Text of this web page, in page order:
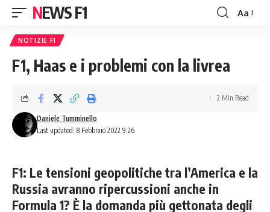
NEWS F1
Font
Aa
NOTIZIE F1
F1, Haas e i problemi con la livrea
Last updated: 8 Febbraio 2022 9:26
Daniele Tumminello
2 Min Read
F1: Le tensioni geopolitiche tra l’America e la
Russia avranno ripercussioni anche in
Formula 1? È la domanda più gettonata degli